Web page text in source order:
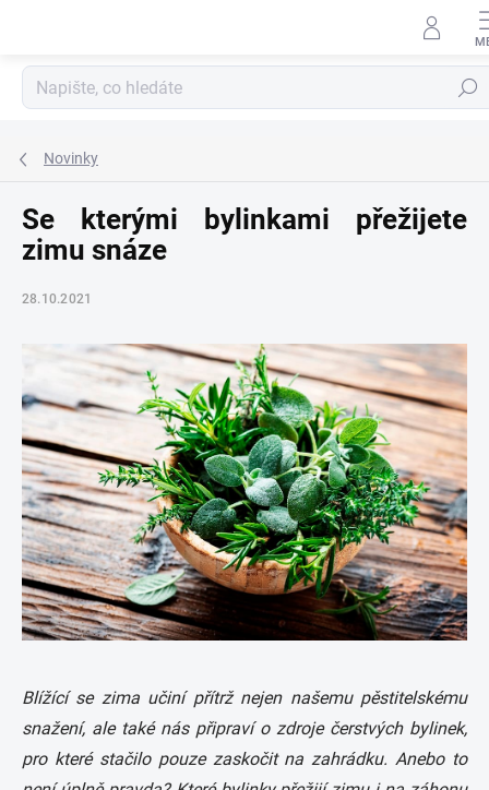
Hledat
Novinky
Se kterými bylinkami přežijete
zimu snáze
28.10.2021
Blížící se zima učiní přítrž nejen našemu pěstitelskému
snažení, ale také nás připraví o zdroje čerstvých bylinek,
pro které stačilo pouze zaskočit na zahrádku. Anebo to